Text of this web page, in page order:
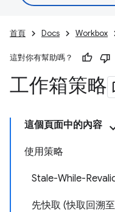
首頁 Docs Workbox
這對你有幫助嗎？
工作箱策略
這個頁面中的內容
使用策略
Stale-While-
先快取 (快取回溯